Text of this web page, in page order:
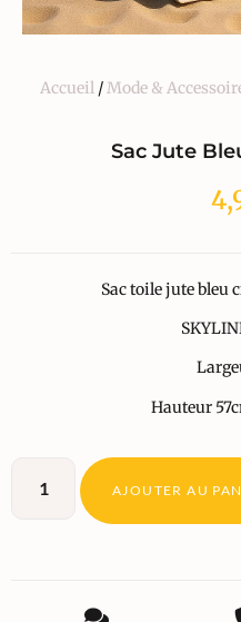
Accueil /Mode &
Sac Jute
Sac toile jute bleu
Hauteur
AJOUTER AU